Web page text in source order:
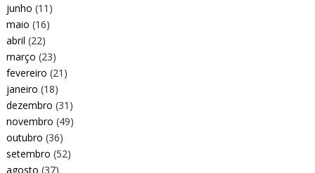
junho (11)
maio (16)
abril (22)
março (23)
fevereiro (21)
janeiro (18)
dezembro (31)
novembro (49)
outubro (36)
setembro (52)
agosto (37)